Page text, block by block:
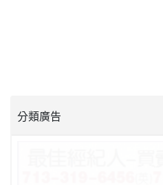
分類廣告